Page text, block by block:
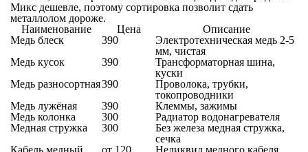
Микс дешевле, поэтому сортировка позволит сдать
металлолом дороже.
Наименование
Цена
Описание
Медь блеск
390
Электротехническая медь 2-5
мм, чистая
Медь кусок
390
Трансформаторная шина,
куски
Медь разносортная390
Проволока, трубки,
токопроводники
Медь лужёная
390
Клеммы, зажимы
Медь колонка
300
Радиатор водонагревателя
Медная стружка
300
Без железа медная стружка,
сечка
Кабель медный
от 120
Неликвид медного кабеля